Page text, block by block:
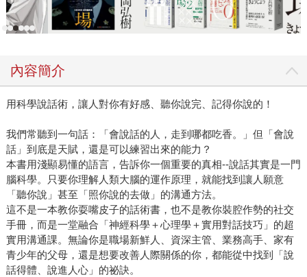
內容簡介
用科學說話術，讓人對你有好感、聽你說完、記得你說的！
我們常聽到一句話：「會說話的人，走到哪都吃香。」但「會說
話」到底是天賦，還是可以練習出來的能力？
本書用淺顯易懂的語言，告訴你一個重要的真相--說話其實是一門
腦科學。只要你理解人類大腦的運作原理，就能找到讓人願意
「聽你說」甚至「照你說的去做」的溝通方法。
這不是一本教你耍嘴皮子的話術書，也不是教你裝腔作勢的社交
手冊，而是一堂融合「神經科學＋心理學＋實用對話技巧」的超
實用溝通課。無論你是職場新鮮人、資深主管、業務高手、家有
青少年的父母，還是想要改善人際關係的你，都能從中找到「說
話得體、說進人心」的祕訣。